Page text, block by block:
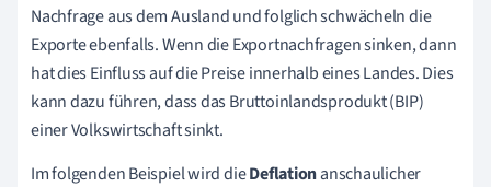
Nachfrage aus dem Ausland und folglich schwächeln die
Exporte ebenfalls. Wenn die Exportnachfragen sinken, dann
hat dies Einfluss auf die Preise innerhalb eines Landes. Dies
kann dazu führen, dass das Bruttoinlandsprodukt (BIP)
einer Volkswirtschaft sinkt.
Im folgenden Beispiel wird dieDeflationanschaulicher